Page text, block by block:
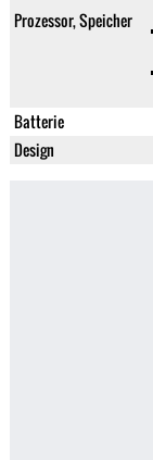
Prozessor, Speicher
Batterie
Design